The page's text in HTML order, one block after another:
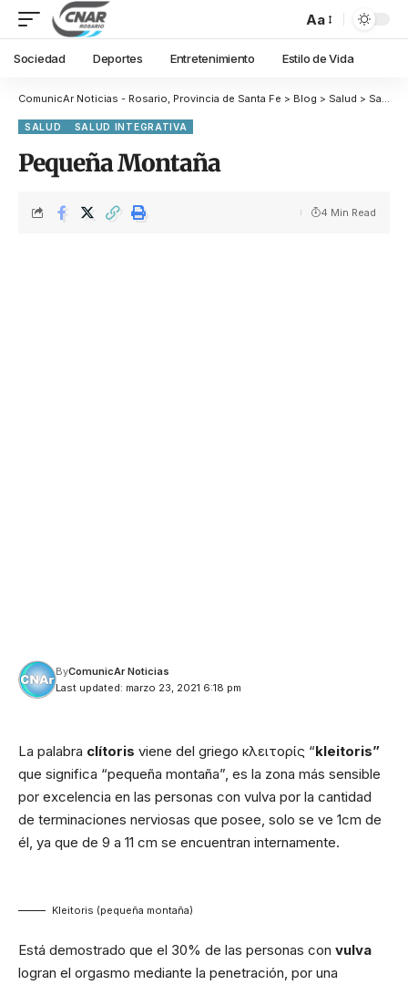
Aa
Sociedad Deportes Entretenimiento Estilo de Vida
ComunicAr Noticias - Rosario, Provincia de Santa Fe > Blog > Salud > Salud Integrativa
SALUD SALUD INTEGRATIVA
Pequeña Montaña
Last updated: marzo 23, 2021 6:18 pm
ByComunicAr Noticias
4 Min Read
La palabra clítoris viene del griego κλειτορίς “kleitoris”
que significa “pequeña montaña”, es la zona más sensible
por excelencia en las personas con vulva por la cantidad
de terminaciones nerviosas que posee, solo se ve 1cm de
él, ya que de 9 a 11 cm se encuentran internamente.
Kleitoris (pequeña montaña)
Está demostrado que el 30% de las personas con vulva
logran el orgasmo mediante la penetración, por una